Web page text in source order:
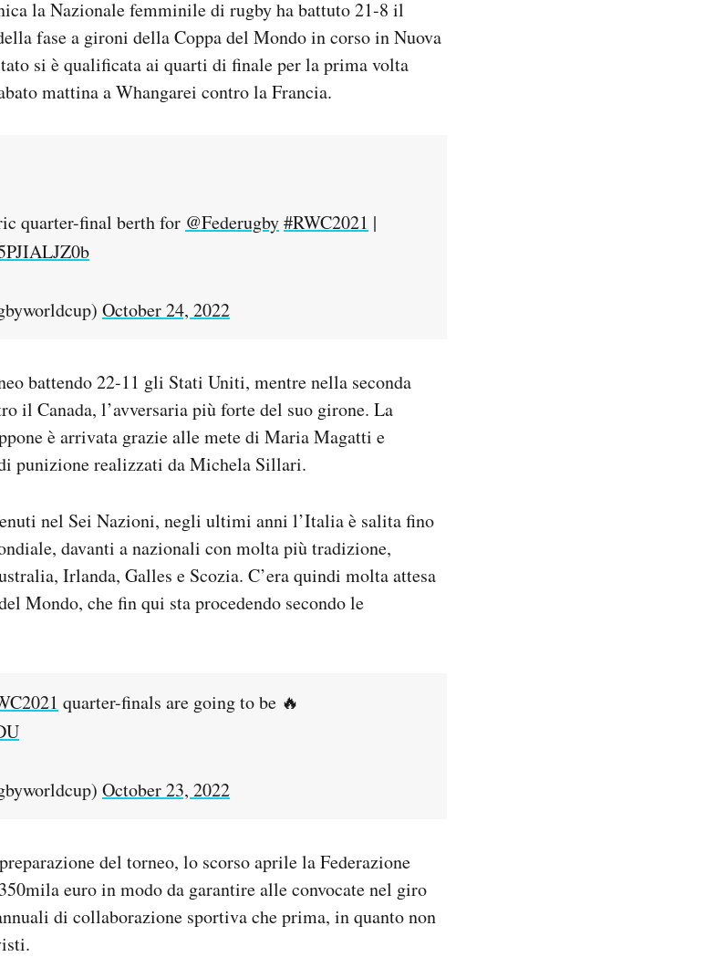
la Nazionale femminile di rugby ha battuto 21-8 il
fase a gironi della Coppa del Mondo in corso in Nuova
si è qualificata ai quarti di finale per la prima volta
mattina a Whangarei contro la Francia.
quarter-final berth for @Federugby#RWC2021 |
October 24, 2022
battendo 22-11 gli Stati Uniti, mentre nella seconda
il Canada, l’avversaria più forte del suo girone. La
è arrivata grazie alle mete di Maria Magatti e
punizione realizzati da Michela Sillari.
nel Sei Nazioni, negli ultimi anni l’Italia è salita fino
davanti a nazionali con molta più tradizione,
Irlanda, Galles e Scozia. C’era quindi molta attesa
Mondo, che fin qui sta procedendo secondo le
quarter-finals are going to be 🔥
October 23, 2022
del torneo, lo scorso aprile la Federazione
euro in modo da garantire alle convocate nel giro
di collaborazione sportiva che prima, in quanto non